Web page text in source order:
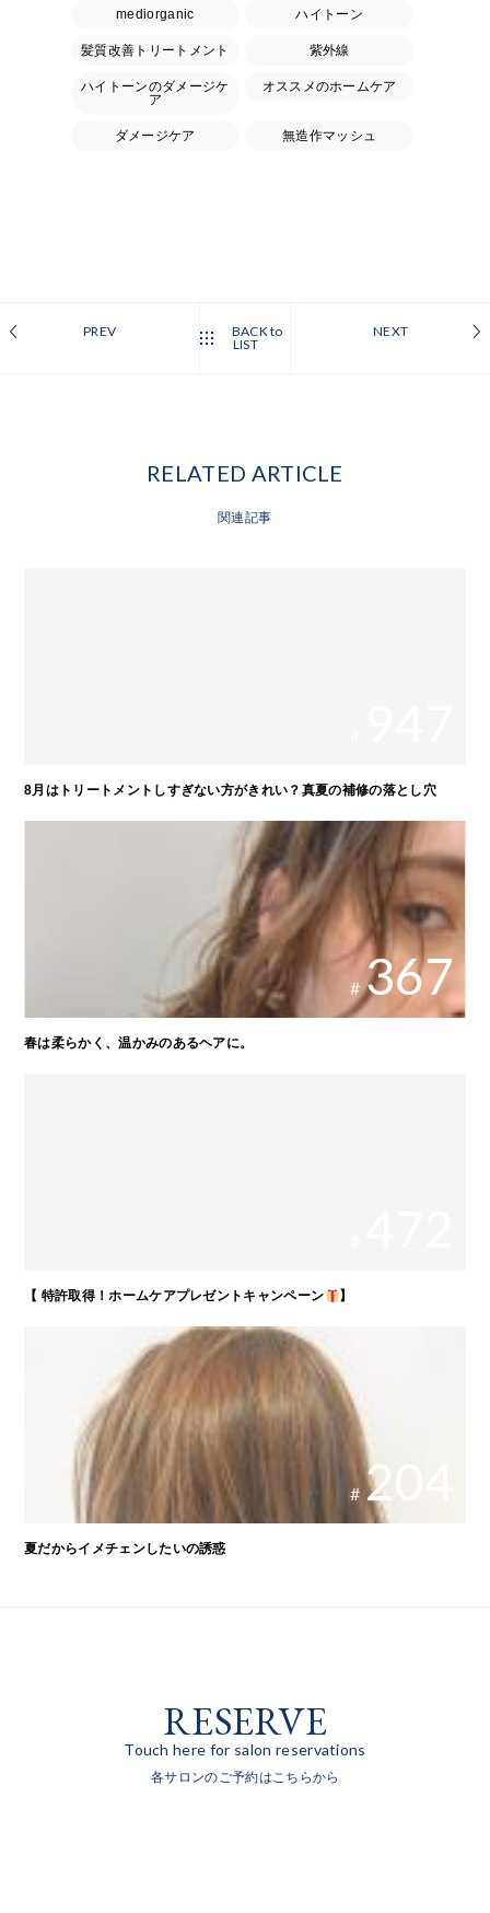
mediorganic ハイトーン
髪質改善トリートメント 紫外線
ハイトーンのダメージケ
ア
オススメのホームケア
ダメージケア 無造作マッシュ
PREV
BACK to
LIST
NEXT
RELATED ARTICLE
関連記事
8月はトリートメントしすぎない方がきれい？真夏の補修の落とし穴
# 367
春は柔らかく、温かみのあるヘアに。
【 特許取得！ホームケアプレゼントキャンペーン 】
# 204
夏だからイメチェンしたいの誘惑
RESERVE
Touch here for salon reservations
各サロンのご予約はこちらから